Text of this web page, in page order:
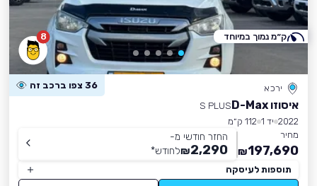
8
ירכא 36 צפו ברכב זה
איסוזו D-Max
S PLUS
2022 יד 1
112 ק״מ
מחיר
197,690
₪
החזר חודשי מ-
2,290
₪לחודש*
תוספות לעיסקה
ק״מ נמוך במיוחד